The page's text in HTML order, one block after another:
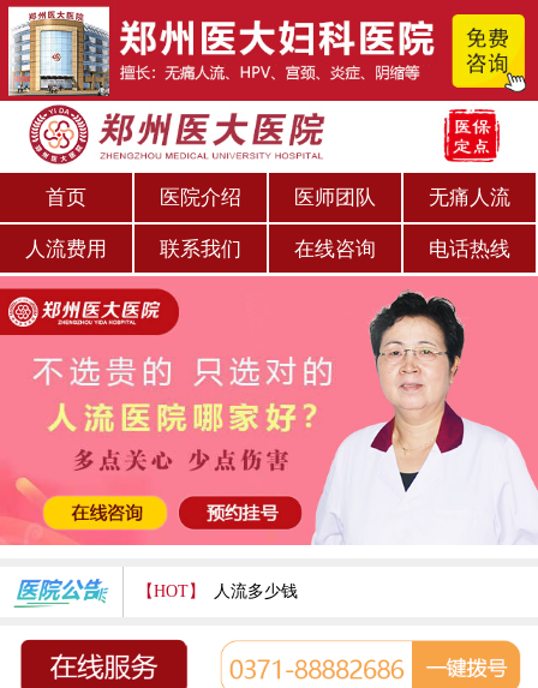
首页 医院介绍 医师团队 无痛人流
人流费用 联系我们 在线咨询 电话热线
【HOT】 人流多少钱
打胎费用多少